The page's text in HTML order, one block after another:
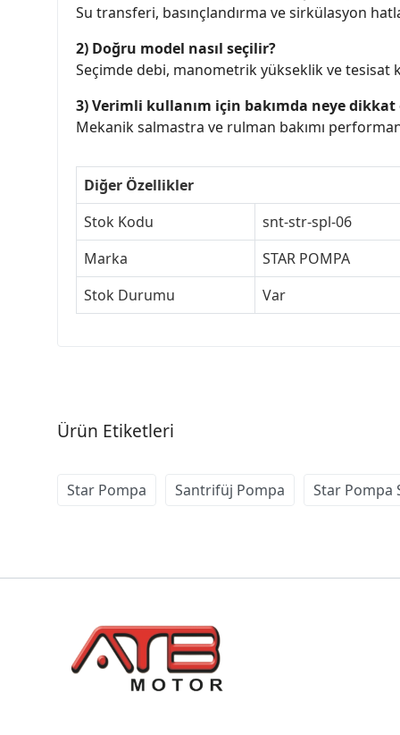
Su transferi, basınçlandırma ve sirkülasyon
2) Doğru model nasıl seçilir?
Seçimde debi, manometrik yükseklik ve tesisat
3) Verimli kullanım için bakımda neye
Mekanik salmastra ve rulman bakımı
Diğer Özellikler
Stok Kodu
snt-str-spl-06
Marka
STAR POMPA
Stok Durumu
Var
Ürün Etiketleri
Star Pompa Santrifüj Pompa Star Pompa